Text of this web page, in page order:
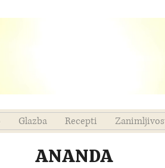
Glazba Recepti
ANANDA